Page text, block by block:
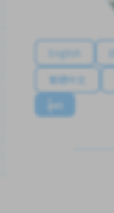
English
繁體中文
န်မာ